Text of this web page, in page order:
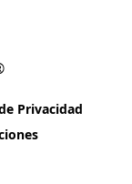
Privacidad